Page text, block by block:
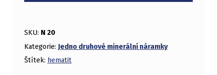
SKU: N 20
Kategorie: Jedno druhové minerální náramky
Štítek: hematit